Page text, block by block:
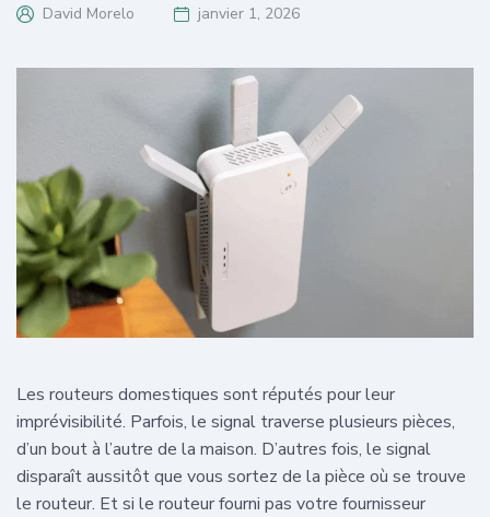
David Morelo janvier 1, 2026
Les routeurs domestiques sont réputés pour leur
imprévisibilité. Parfois, le signal traverse plusieurs pièces,
d’un bout à l’autre de la maison. D’autres fois, le signal
disparaît aussitôt que vous sortez de la pièce où se trouve
le routeur. Et si le routeur fourni pas votre fournisseur